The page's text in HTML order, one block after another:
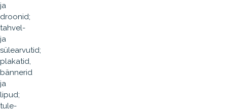
ja
droonid;
tahvel-
ja
sülearvutid;
plakatid,
bännerid
ja
lipud;
tule-